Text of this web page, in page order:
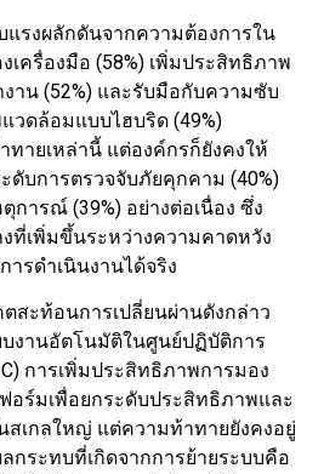
แรงผลักดันจากความต้องการใน
ครื่องมือ (58%) เพิ่มประสิทธิภาพ
าน (52%) และรับมือกับความซับ
ดล้อมแบบไฮบริด (49%)
ายเหล่านี้ แต่องค์กรก็ยังคงให้
บการตรวจจับภัยคุกคาม (40%)
การณ์ (39%) อย่างต่อเนื่อง ซึ่ง
ที่เพิ่มขึ้นระหว่างความคาดหวัง
รดำเนินงานได้จริง
สะท้อนการเปลี่ยนผ่านดังกล่าว
งานอัตโนมัติในศูนย์ปฏิบัติการ
การเพิ่มประสิทธิภาพการมอง
อร์มเพื่อยกระดับประสิทธิภาพและ
สเกลใหญ่ แต่ความท้าทายยังคงอยู่
กระทบที่เกิดจากการย้ายระบบคือ